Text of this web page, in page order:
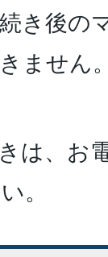
き後の
ません
は、お
。